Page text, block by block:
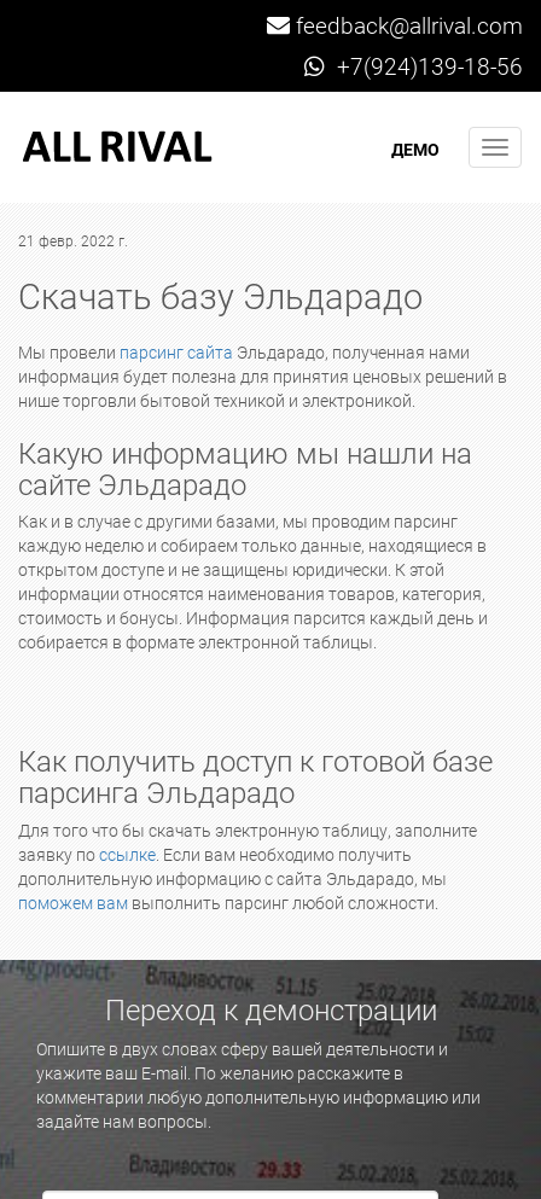
feedback@allrival.com
+7(924)139-18-56
ДЕМО
21 февр. 2022 г.
Скачать базу Эльдарадо
Мы провели парсинг сайта Эльдарадо, полученная нами
информация будет полезна для принятия ценовых решений в
нише торговли бытовой техникой и электроникой.
Какую информацию мы нашли на
сайте Эльдарадо
Как и в случае с другими базами, мы проводим парсинг
каждую неделю и собираем только данные, находящиеся в
открытом доступе и не защищены юридически. К этой
информации относятся наименования товаров, категория,
стоимость и бонусы. Информация парсится каждый день и
собирается в формате электронной таблицы.
Как получить доступ к готовой базе
парсинга Эльдарадо
Для того что бы скачать электронную таблицу, заполните
заявку поссылке. Если вам необходимо получить
дополнительную информацию с сайта Эльдарадо, мы
поможем вам выполнить парсинг любой сложности.
Переход к демонстрации
Опишите в двух словах сферу вашей деятельности и
укажите ваш E-mail. По желанию расскажите в
комментарии любую дополнительную информацию или
задайте нам вопросы.